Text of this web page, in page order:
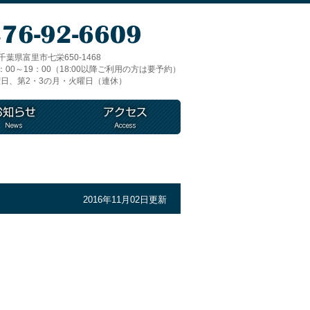
葉県富里市七栄650-1468
00～19：00（18:00以降ご利用の方は要予約）
、第2・3の月・火曜日（連休）
2016年11月02日更新